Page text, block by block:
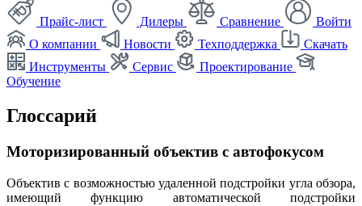
Прайс-лист Дилеры Сравнение
Войти
О компании
Новости Техподдержка
Скачать
Инструменты
Сервис
Проектирование
Обучение
Глоссарий
Моторизированный объектив с автофокусом
Объектив с возможностью удаленной подстройки угла обзора,
имеющий функцию автоматической подстройки